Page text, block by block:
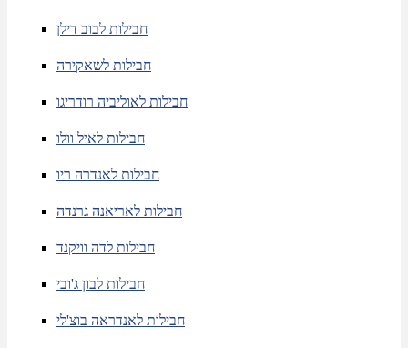
חבילות לבוב דילן
חבילות לשאקירה
חבילות לאוליביה רודריגו
חבילות לאיל וולו
חבילות לאנדרה ריו
חבילות לאריאנה גרנדה
חבילות לדה וויקנד
חבילות לבון ג'ובי
חבילות לאנדראה בוצ'לי